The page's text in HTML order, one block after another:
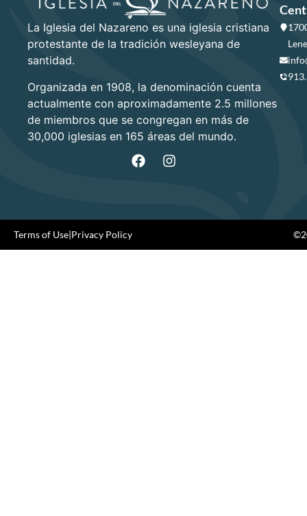
La Iglesia del Nazareno es una iglesia cristiana
protestante de la tradición wesleyana de
santidad.
Organizada en 1908, la denominación cuenta
actualmente con aproximadamente 2.5 millones
de miembros que se congregan en más de
30,000 iglesias en 165 áreas del mundo.
Terms of Use|Privacy Policy